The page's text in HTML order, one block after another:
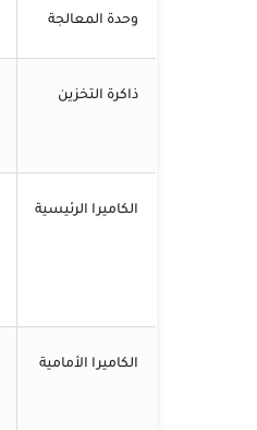
وحدة المعالجة
ذاكرة التخزين
الكاميرا الرئيسية
الكاميرا الأمامية